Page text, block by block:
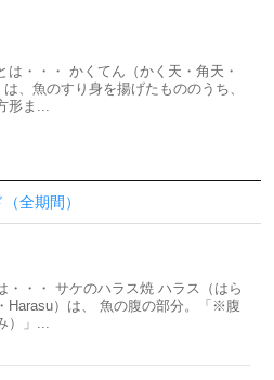
は・・・ かくてん（かく天・角天・
、魚のすり身を揚げたもののうち、
形ま...
全期間）
・・・ サケのハラス焼 ハラス（はら
Harasu）は、 魚の腹の部分。「※腹
）」...